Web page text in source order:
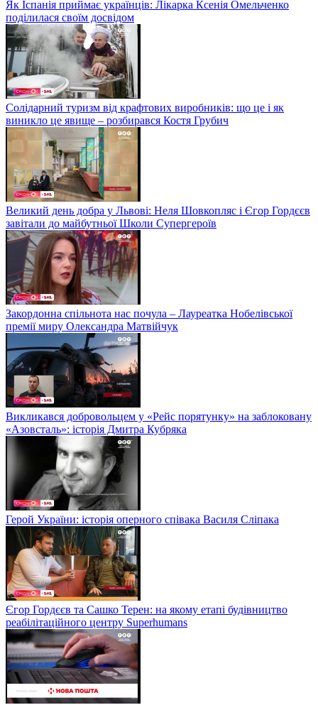
Як Іспанія приймає українців: Лікарка Ксенія Омельченко
поділилася своїм досвідом
Солідарний туризм від крафтових виробників: що це і як
виникло це явище – розбирався Костя Грубич
Великий день добра у Львові: Неля Шовкопляс і Єгор Гордєєв
завітали до майбутньої Школи Супергероїв
Закордонна спільнота нас почула – Лауреатка Нобелівської
премії миру Олександра Матвійчук
Викликався добровольцем у «Рейс порятунку» на заблоковану
«Азовсталь»: історія Дмитра Кубряка
Герой України: історія оперного співака Василя Сліпака
Єгор Гордєєв та Сашко Терен: на якому етапі будівництво
реабілітаційного центру Superhumans